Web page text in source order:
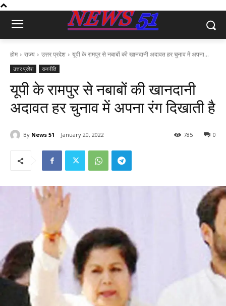
होम राज्य उत्तर प्रदेश यूपी के रामपुर से नबाबों की खानदानी अदावत हर चुनाव में अपना...
उत्तर प्रदेश राजनीति
यूपी के रामपुर से नबाबों की खानदानी
अदावत हर चुनाव में अपना रंग दिखाती है
By News 51 January 20, 2022 0
785